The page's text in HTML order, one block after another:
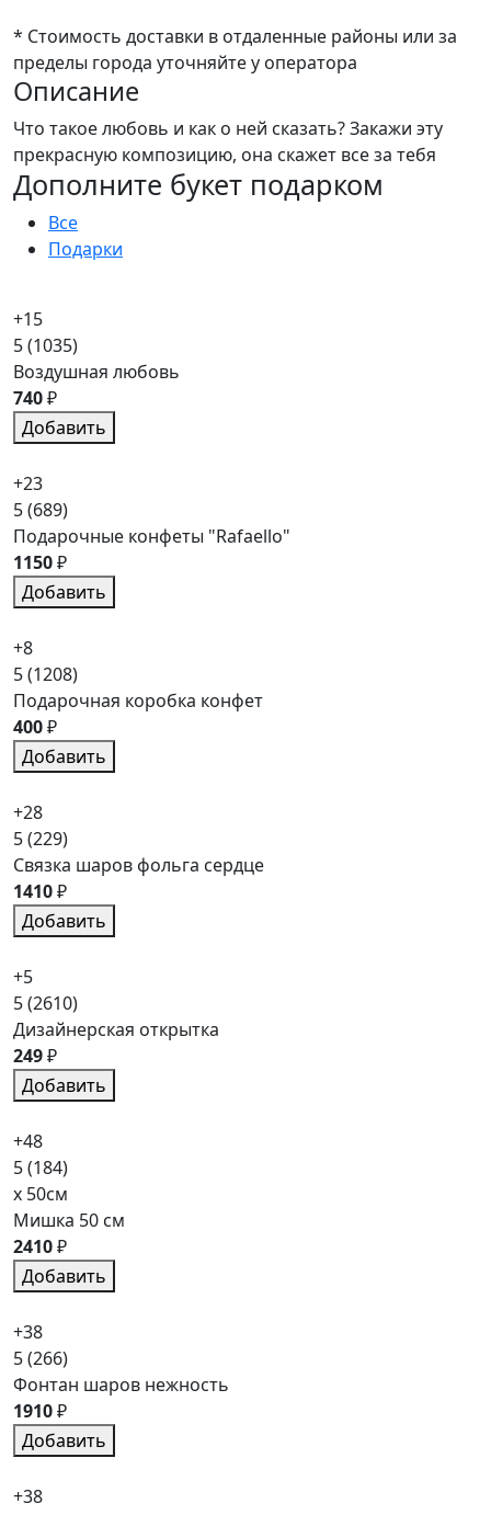
* Стоимость доставки в отдаленные районы или за
пределы города уточняйте у оператора
Описание
Что такое любовь и как о ней сказать? Закажи эту
прекрасную композицию, она скажет все за тебя
Дополните букет подарком
Все
Подарки
+15
5(1035)
Воздушная любовь
740₽
Добавить
+23
5(689)
Подарочные конфеты "Rafaello"
1150₽
Добавить
+8
5(1208)
Подарочная коробка конфет
400₽
Добавить
+28
5(229)
Связка шаров фольга сердце
1410₽
Добавить
+5
5(2610)
Дизайнерская открытка
249₽
Добавить
+48
5(184)
x 50см
Мишка 50 см
2410₽
Добавить
+38
5(266)
Фонтан шаров нежность
1910₽
Добавить
+38